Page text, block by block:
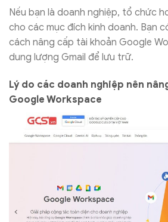
Nếu bạn là doanh nghiệp, tổ chức
cho các mục đích kinh doanh. Bạn
cách nâng cấp tài khoản Google
dung lượng Gmail để lưu trữ.
Lý do các doanh nghiệp nên
Google Workspace